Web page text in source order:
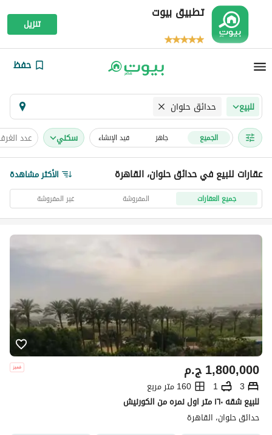
تطبيق بيوت
تنزيل
حفظ
للبيع حدائق حلوان
الجميع جاهز قيد الإنشاء سكني عدد
عقارات للبيع في حدائق حلوان، القاهرة الأكثر مشاهدة
جميع العقارات المفروشة غير المفروشة
ج.م1,800,000
3
1
160 متر مربع
للبيع شقه ١٦٠ متر اول نمره من الكورنيش
حدائق حلوان، القاهرة